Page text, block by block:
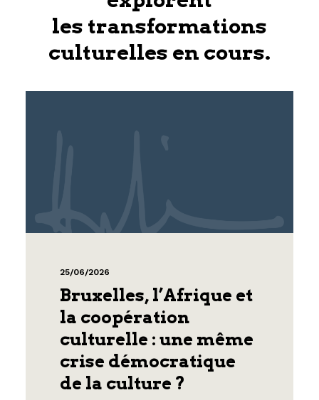
les transformations
culturelles en cours.
25/06/2026
Bruxelles, l’Afrique et
la coopération
culturelle : une même
crise démocratique
de la culture ?